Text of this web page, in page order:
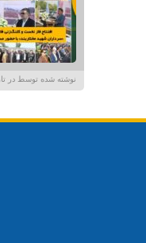
نوشته شده توسط در تاریخ ۰۶/۱۰/۱۴۰۴ ساعت